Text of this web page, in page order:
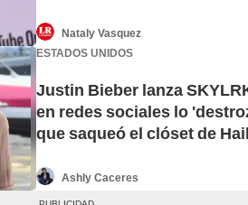
Nataly Vasquez
ESTADOS UNIDOS
Justin Bieber lanza
en redes sociales lo
que saqueó el clóset de
Ashly Caceres